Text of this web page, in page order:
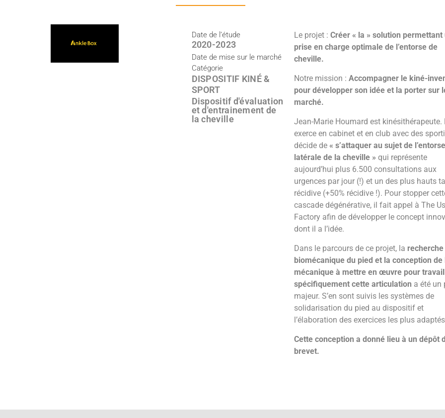
Date de l’étude
2020-2023
Date de mise sur le marché
Catégorie
DISPOSITIF KINÉ &
SPORT
Dispositif d'évaluation
et d'entrainement de
la cheville
Le projet :Créer « la » solution permettant
prise en charge optimale de l’entorse de
cheville.
Notre mission :Accompagner le kiné-
pour développer son idée et la porter sur
marché.
Jean-Marie Houmard est kinésithérapeute. Il
exerce en cabinet et en club avec des
décide de « s’attaquer au sujet de l’entorse
latérale de la cheville »qui représente
aujourd’hui plus 6.500 consultations aux
urgences par jour (!) et un des plus hauts
récidive (+50% récidive !). Pour stopper
cascade dégénérative, il fait appel à The
Factory afin de développer le concept
dont il a l’idée.
Dans le parcours de ce projet, la
biomécanique du pied et la conception de
mécanique à mettre en œuvre pour
spécifiquement cette articulation a été un
majeur. S’en sont suivis les systèmes de
solidarisation du pied au dispositif et
l’élaboration des exercices les plus
Cette conception a donné lieu à un dépôt
brevet.